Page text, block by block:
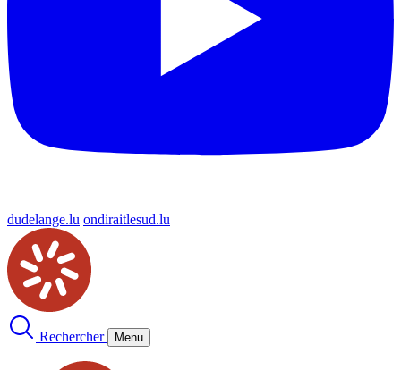
dudelange.lu ondiraitlesud.lu
Rechercher Menu